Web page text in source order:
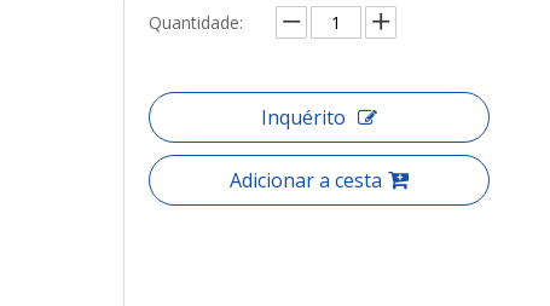
Quantidade:
Inquérito
Adicionar a cesta